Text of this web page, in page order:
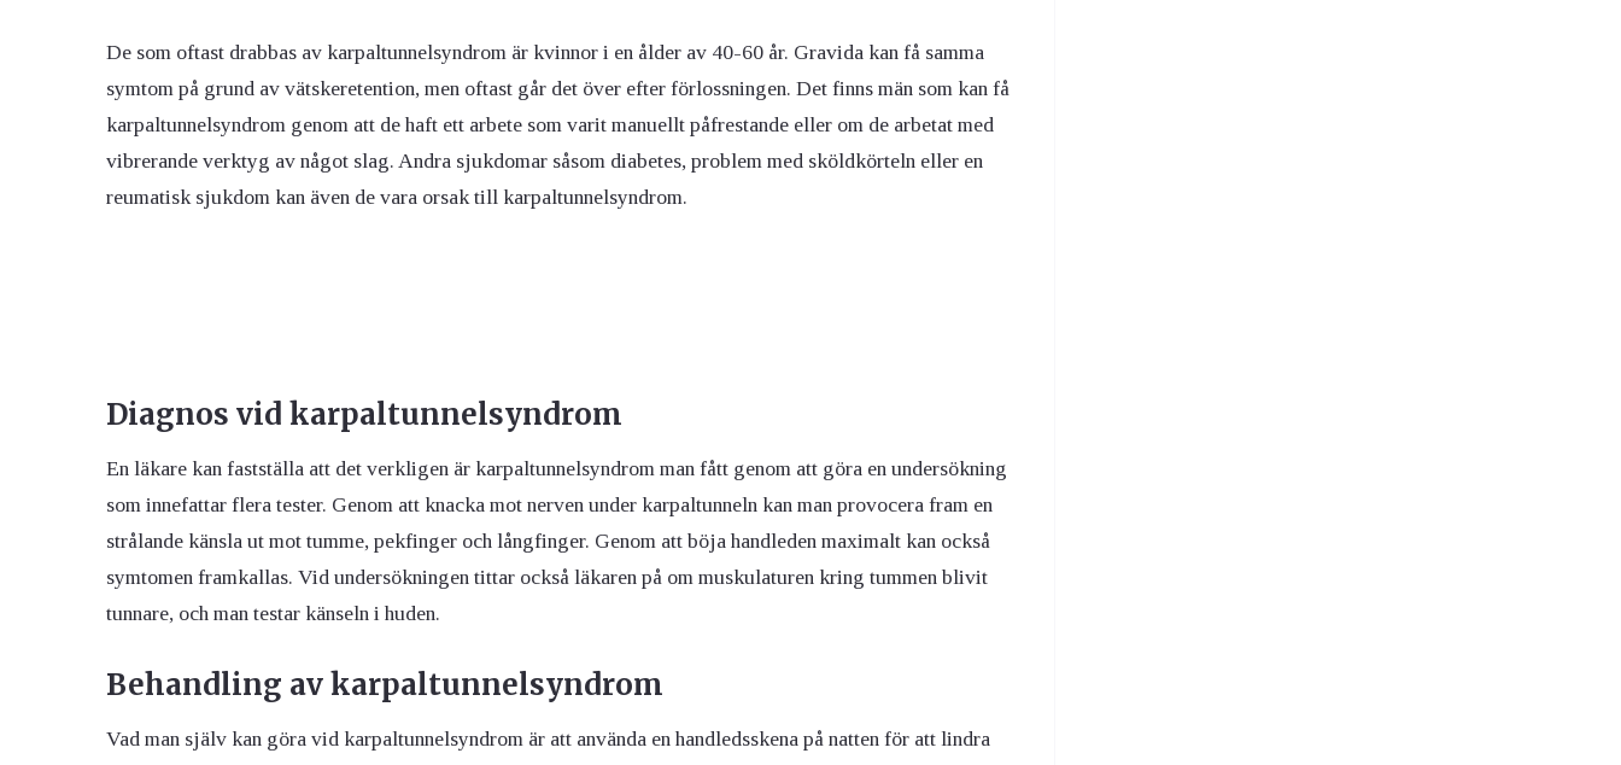
De som oftast drabbas av karpaltunnelsyndrom är kvinnor i en ålder av 40-60 år. Gravida kan få samma
symtom på grund av vätskeretention, men oftast går det över efter förlossningen. Det finns män som kan få
karpaltunnelsyndrom genom att de haft ett arbete som varit manuellt påfrestande eller om de arbetat med
vibrerande verktyg av något slag. Andra sjukdomar såsom diabetes, problem med sköldkörteln eller en
reumatisk sjukdom kan även de vara orsak till karpaltunnelsyndrom.
Diagnos vid karpaltunnelsyndrom
En läkare kan fastställa att det verkligen är karpaltunnelsyndrom man fått genom att göra en undersökning
som innefattar flera tester. Genom att knacka mot nerven under karpaltunneln kan man provocera fram en
strålande känsla ut mot tumme, pekfinger och långfinger. Genom att böja handleden maximalt kan också
symtomen framkallas. Vid undersökningen tittar också läkaren på om muskulaturen kring tummen blivit
tunnare, och man testar känseln i huden.
Behandling av karpaltunnelsyndrom
Vad man själv kan göra vid karpaltunnelsyndrom är att använda en handledsskena på natten för att lindra